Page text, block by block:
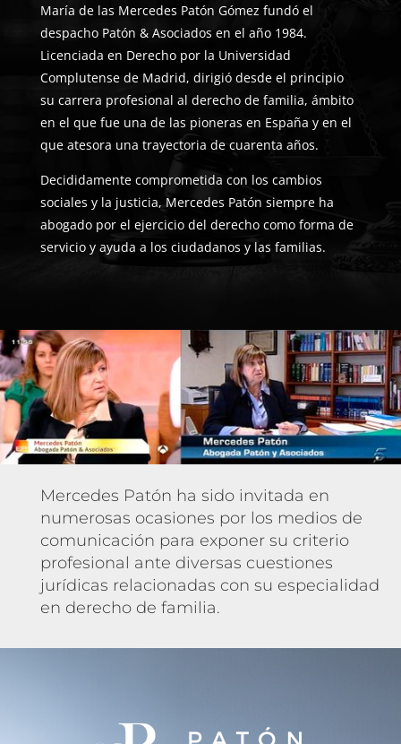
María de las Mercedes Patón Gómez fundó el
despacho Patón & Asociados en el año 1984.
Licenciada en Derecho por la Universidad
Complutense de Madrid, dirigió desde el principio
su carrera profesional al derecho de familia, ámbito
en el que fue una de las pioneras en España y en el
que atesora una trayectoria de cuarenta años.
Decididamente comprometida con los cambios
sociales y la justicia, Mercedes Patón siempre ha
abogado por el ejercicio del derecho como forma de
servicio y ayuda a los ciudadanos y las familias.
Mercedes Patón ha sido invitada en
numerosas ocasiones por los medios de
comunicación para exponer su criterio
profesional ante diversas cuestiones
jurídicas relacionadas con su especialidad
en derecho de familia.